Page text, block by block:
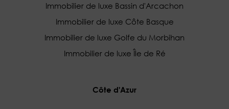
Immobilier de luxe Bassin d'Arcachon
Immobilier de luxe Côte Basque
Immobilier de luxe Golfe du Morbihan
Immobilier de luxe Île de Ré
Côte d'Azur